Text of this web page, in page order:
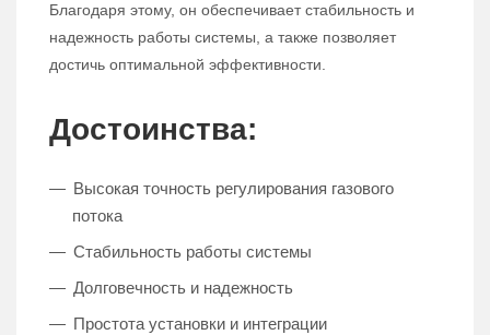
Благодаря этому, он обеспечивает стабильность и
надежность работы системы, а также позволяет
достичь оптимальной эффективности.
Достоинства:
Высокая точность регулирования газового
потока
Стабильность работы системы
Долговечность и надежность
Простота установки и интеграции